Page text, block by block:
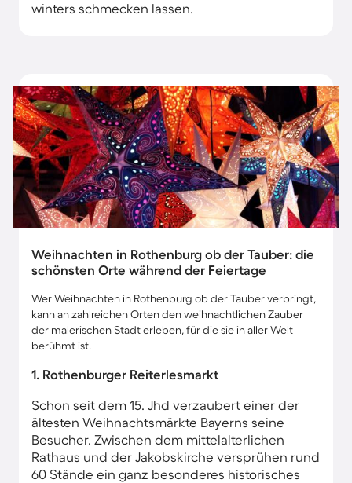
winters schmecken lassen.
Weihnachten in Rothenburg ob der Tauber: die
schönsten Orte während der Feiertage
Wer Weihnachten in Rothenburg ob der Tauber verbringt,
kann an zahlreichen Orten den weihnachtlichen Zauber
der malerischen Stadt erleben, für die sie in aller Welt
berühmt ist.
1. Rothenburger Reiterlesmarkt
Schon seit dem 15. Jhd verzaubert einer der
ältesten Weihnachtsmärkte Bayerns seine
Besucher. Zwischen dem mittelalterlichen
Rathaus und der Jakobskirche versprühen rund
60 Stände ein ganz besonderes historisches